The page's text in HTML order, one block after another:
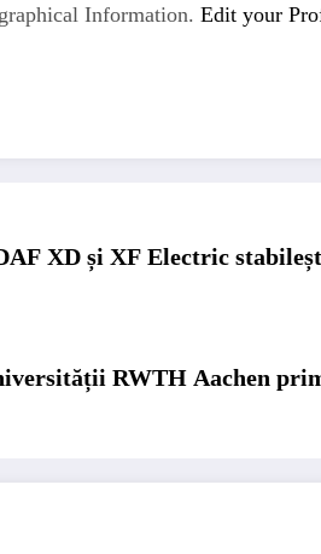
Information. Edit your
XD și XF Electric
RWTH Aachen